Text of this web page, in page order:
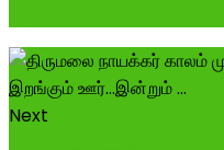
Next